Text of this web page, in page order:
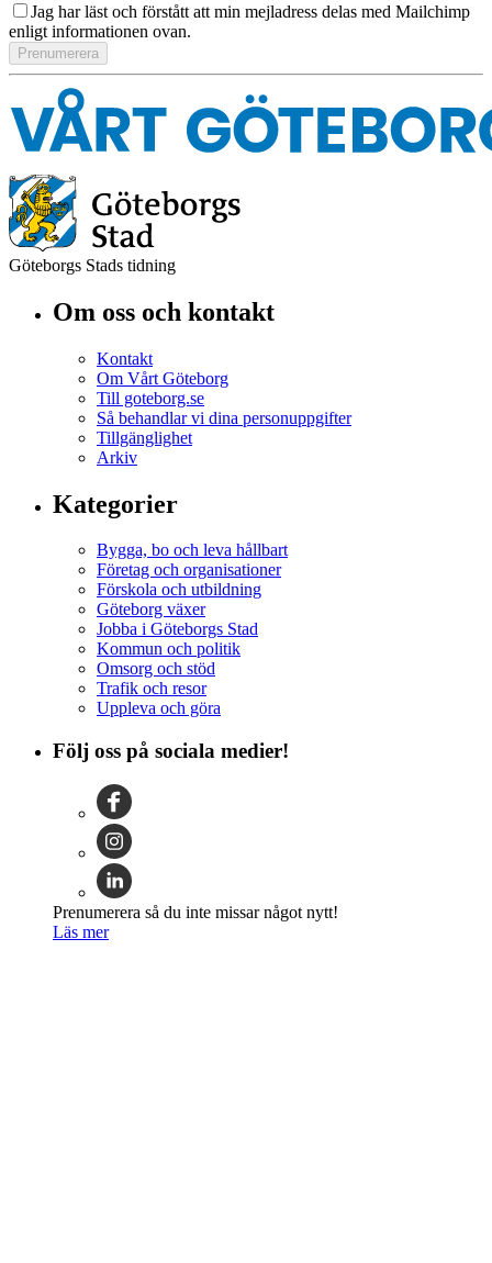
Jag har läst och förstått att min mejladress delas med Mailchimp
enligt informationen ovan.
Göteborgs Stads tidning
Om oss och kontakt
Kontakt
Om Vårt Göteborg
Till goteborg.se
Så behandlar vi dina personuppgifter
Tillgänglighet
Arkiv
Kategorier
Bygga, bo och leva hållbart
Företag och organisationer
Förskola och utbildning
Göteborg växer
Jobba i Göteborgs Stad
Kommun och politik
Omsorg och stöd
Trafik och resor
Uppleva och göra
Följ oss på sociala medier!
Prenumerera så du inte missar något nytt!
Läs mer